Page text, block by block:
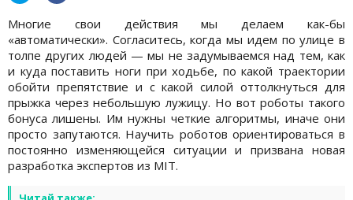
Многие свои действия мы делаем как-бы
«автоматически». Согласитесь, когда мы идем по улице в
толпе других людей — мы не задумываемся над тем, как
и куда поставить ноги при ходьбе, по какой траектории
обойти препятствие и с какой силой оттолкнуться для
прыжка через небольшую лужицу. Но вот роботы такого
бонуса лишены. Им нужны четкие алгоритмы, иначе они
просто запутаются. Научить роботов ориентироваться в
постоянно изменяющейся ситуации и призвана новая
разработка экспертов из MIT.